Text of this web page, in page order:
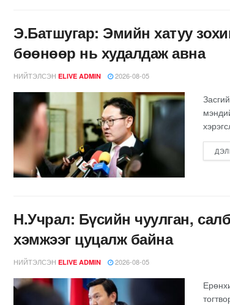
Э.Батшугар: Эмийн хатуу
бөөнөөр нь худалдаж авна
НИЙТЭЛСЭН ELIVE ADMIN 2026-08-05
Н.Учрал: Бүсийн чуулган,
хэмжээг цуцалж байна
НИЙТЭЛСЭН ELIVE ADMIN 2026-08-05